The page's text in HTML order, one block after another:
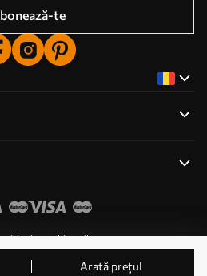
Arată prețul
te
cookie-urilor
drepturile rezervate. Operat